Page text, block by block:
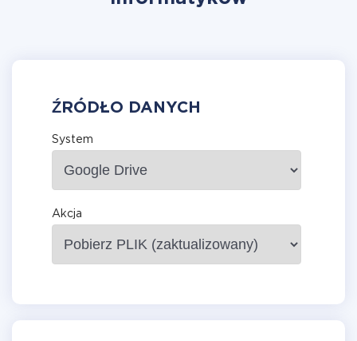
ŹRÓDŁO DANYCH
System
Akcja